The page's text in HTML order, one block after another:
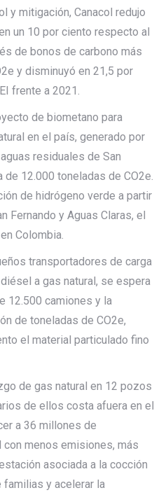
y mitigación, Canacol redujo
un 10 por ciento respecto al
de bonos de carbono más
y disminuyó en 21,5 por
frente a 2021.
de biometano para
en el país, generado por
residuales de San
de 12.000 toneladas de CO2e.
de hidrógeno verde a partir
Fernando y Aguas Claras, el
Colombia.
transportadores de carga
a gas natural, se espera
12.500 camiones y la
de toneladas de CO2e,
el material particulado fino
de gas natural en 12 pozos
de ellos costa afuera en el
a 36 millones de
con menos emisiones, más
asociada a la cocción
familias y acelerar la